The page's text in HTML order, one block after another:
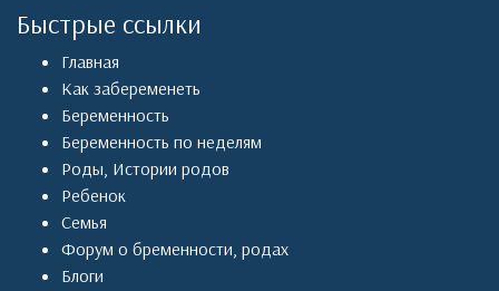
Быстрые ссылки
Главная
Как забеременеть
Беременность
Беременность по неделям
Роды, Истории родов
Ребенок
Семья
Форум о бременности, родах
Блоги